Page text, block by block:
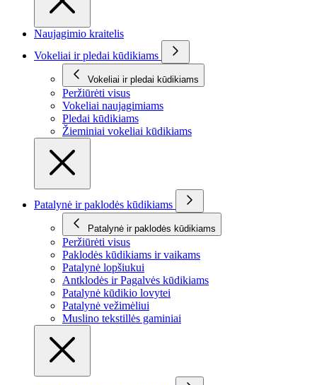
Naujagimio kraitelis
Vokeliai ir pledai kūdikiams
Vokeliai ir pledai kūdikiams
Peržiūrėti visus
Vokeliai naujagimiams
Pledai kūdikiams
Žieminiai vokeliai kūdikiams
Patalynė ir paklodės kūdikiams
Patalynė ir paklodės kūdikiams
Peržiūrėti visus
Paklodės kūdikiams ir vaikams
Patalynė lopšiukui
Antklodės ir Pagalvės kūdikiams
Patalynė kūdikio lovytei
Patalynė vežimėliui
Muslino tekstillės gaminiai